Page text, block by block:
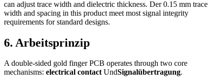
can adjust trace width and dielectric thickness. Der 0.15 mm trace
width and spacing in this product meet most signal integrity
requirements for standard designs.
6. Arbeitsprinzip
A double‑sided gold finger PCB operates through two core
mechanisms: electrical contactUndSignalübertragung.